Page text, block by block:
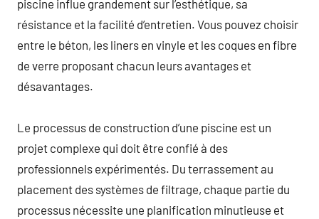
piscine influe grandement sur l’esthétique, sa
résistance et la facilité d’entretien. Vous pouvez choisir
entre le béton, les liners en vinyle et les coques en fibre
de verre proposant chacun leurs avantages et
désavantages.
Le processus de construction d’une piscine est un
projet complexe qui doit être confié à des
professionnels expérimentés. Du terrassement au
placement des systèmes de filtrage, chaque partie du
processus nécessite une planification minutieuse et